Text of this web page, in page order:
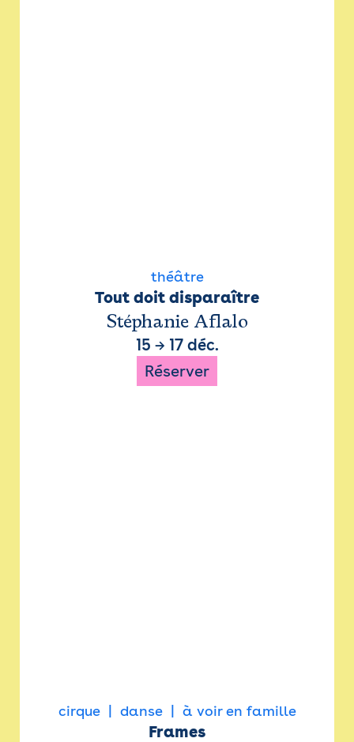
théâtre
Tout doit disparaître
Stéphanie Aflalo
15 → 17 déc.
Réserver
cirque danse à voir en famille
Frames